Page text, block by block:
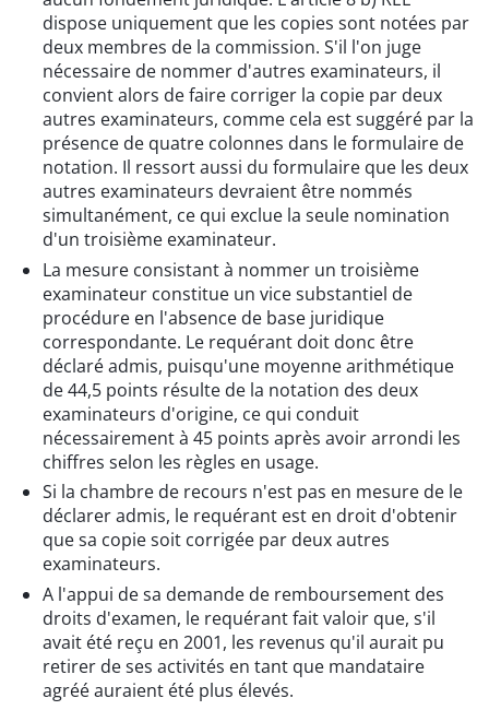
dispose uniquement que les copies sont notées par
deux membres de la commission. S'il l'on juge
nécessaire de nommer d'autres examinateurs, il
convient alors de faire corriger la copie par deux
autres examinateurs, comme cela est suggéré par la
présence de quatre colonnes dans le formulaire de
notation. Il ressort aussi du formulaire que les deux
autres examinateurs devraient être nommés
simultanément, ce qui exclue la seule nomination
d'un troisième examinateur.
La mesure consistant à nommer un troisième
examinateur constitue un vice substantiel de
procédure en l'absence de base juridique
correspondante. Le requérant doit donc être
déclaré admis, puisqu'une moyenne arithmétique
de 44,5 points résulte de la notation des deux
examinateurs d'origine, ce qui conduit
nécessairement à 45 points après avoir arrondi les
chiffres selon les règles en usage.
Si la chambre de recours n'est pas en mesure de le
déclarer admis, le requérant est en droit d'obtenir
que sa copie soit corrigée par deux autres
examinateurs.
A l'appui de sa demande de remboursement des
droits d'examen, le requérant fait valoir que, s'il
avait été reçu en 2001, les revenus qu'il aurait pu
retirer de ses activités en tant que mandataire
agréé auraient été plus élevés.